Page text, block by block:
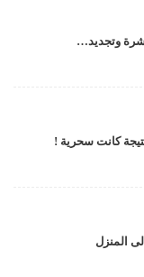
وتجديد…
كانت سحرية !